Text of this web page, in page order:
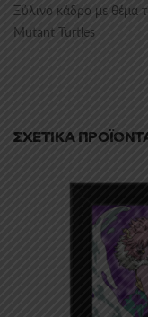
Ξύλινο κάδρο με θέμα
Mutant Turtles
ΣΧΕΤΙΚΆ